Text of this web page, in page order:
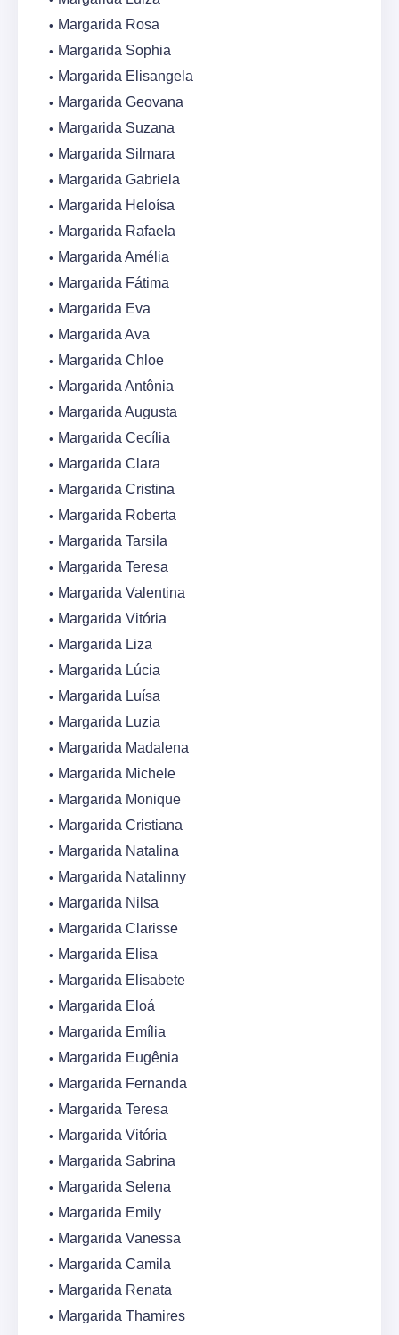
Margarida Rosa
Margarida Sophia
Margarida Elisangela
Margarida Geovana
Margarida Suzana
Margarida Silmara
Margarida Gabriela
Margarida Heloísa
Margarida Rafaela
Margarida Amélia
Margarida Fátima
Margarida Eva
Margarida Ava
Margarida Chloe
Margarida Antônia
Margarida Augusta
Margarida Cecília
Margarida Clara
Margarida Cristina
Margarida Roberta
Margarida Tarsila
Margarida Teresa
Margarida Valentina
Margarida Vitória
Margarida Liza
Margarida Lúcia
Margarida Luísa
Margarida Luzia
Margarida Madalena
Margarida Michele
Margarida Monique
Margarida Cristiana
Margarida Natalina
Margarida Natalinny
Margarida Nilsa
Margarida Clarisse
Margarida Elisa
Margarida Elisabete
Margarida Eloá
Margarida Emília
Margarida Eugênia
Margarida Fernanda
Margarida Teresa
Margarida Vitória
Margarida Sabrina
Margarida Selena
Margarida Emily
Margarida Vanessa
Margarida Camila
Margarida Renata
Margarida Thamires